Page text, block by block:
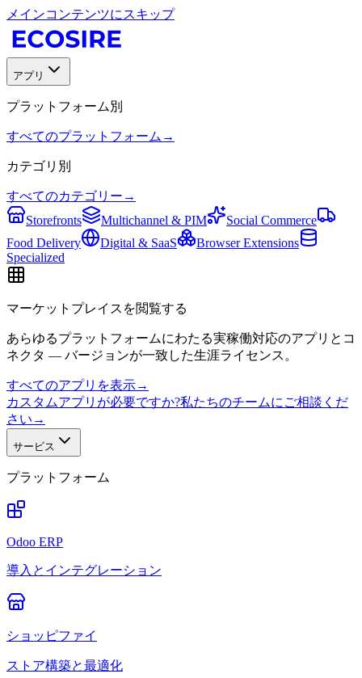
メインコンテンツにスキップ
アプリ
プラットフォーム別
すべてのプラットフォーム →
カテゴリ別
すべてのカテゴリー →
Storefronts
Multichannel & PIM
Social Commerce
Food Delivery
Digital & SaaS
Browser Extensions
Specialized
マーケットプレイスを閲覧する
あらゆるプラットフォームにわたる実稼働対応のアプリとコ
ネクタ — バージョンが一致した生涯ライセンス。
すべてのアプリを表示→
カスタムアプリが必要ですか?私たちのチームにご相談くだ
さい →
サービス
プラットフォーム
Odoo ERP
導入とインテグレーション
ショッピファイ
ストア構築と最適化